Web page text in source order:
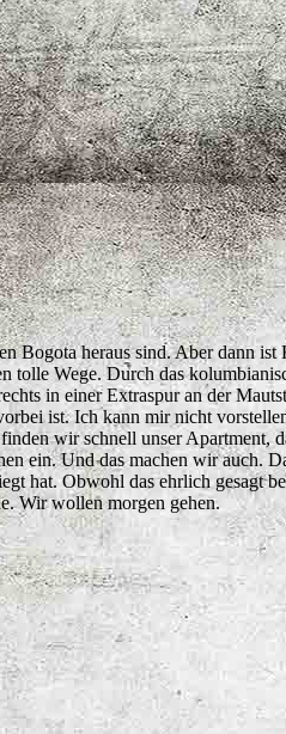
Bogota heraus sind. Aber dann
tolle Wege. Durch das
in einer Extraspur an der
ist. Ich kann mir nicht
wir schnell unser Apartment,
ein. Und das machen wir auch.
hat. Obwohl das ehrlich gesagt
Wir wollen morgen gehen.